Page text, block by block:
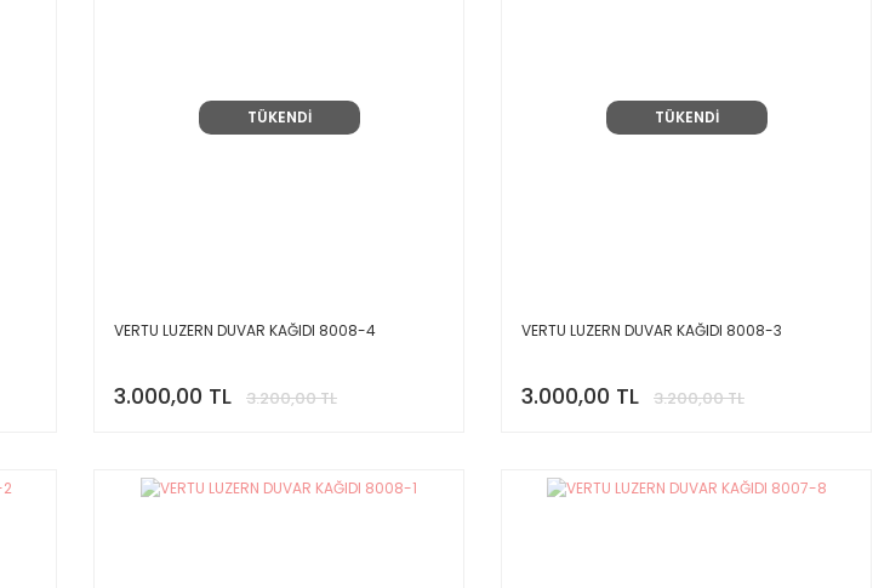
TÜKENDİ
VERTU LUZERN DUVAR KAĞIDI 8008-4
3.000,00 TL 3.200,00 TL
TÜKENDİ
VERTU LUZERN DUVAR KAĞIDI 8008-3
3.000,00 TL 3.200,00 TL